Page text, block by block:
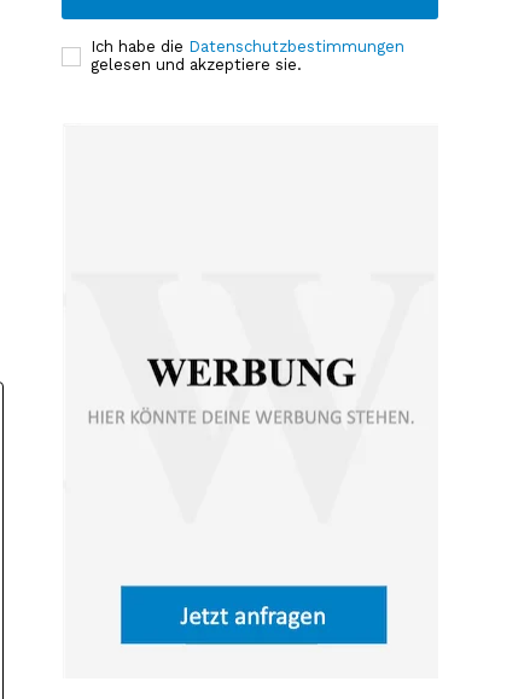
Ich habe die Datenschutzbestimmungen
gelesen und akzeptiere sie.